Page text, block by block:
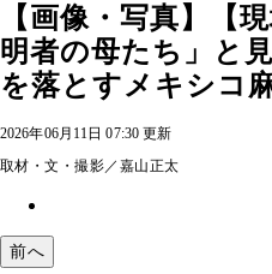
【画像・写真】【
明者の母たち」と
を落とすメキシコ
2026年06月11日 07:30 更新
取材・文・撮影／嘉山正太
前へ